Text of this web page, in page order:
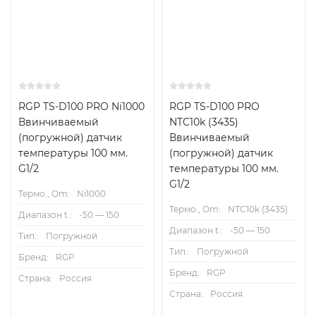
RGP TS-D100 PRO Ni1000
Ввинчиваемый
(погружной) датчик
температуры 100 мм.
G1/2
Термо., Om:
Ni1000
Диапазон t.:
-50 — 150
Тип.:
Погружной
Бренд:
RGP
Страна:
Россия
RGP TS-D100 PRO
NTC10k (3435)
Ввинчиваемый
(погружной) датчик
температуры 100 мм.
G1/2
Термо., Om:
NTC10k (3435)
Диапазон t.:
-50 — 150
Тип.:
Погружной
Бренд:
RGP
Страна:
Россия